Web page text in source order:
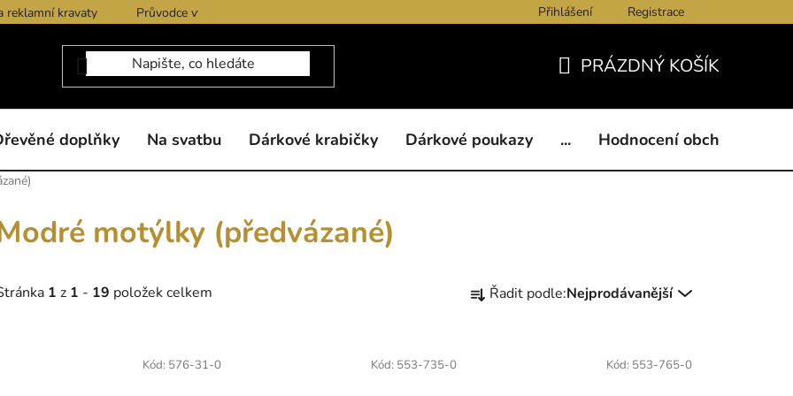
reklamní kravaty Průvodce výběrem produktů Kontakty Obchodní podmínky
Přihlášení Registrace
KOŠÍK
PRÁZDNÝ KOŠÍK
doplňky Na svatbu Dárkové krabičky Dárkové poukazy ... Hodnocení obchodu
motýlky (předvázané)
1 z 1 - 19 položek celkem
a Řadit podle:Nejprodávanější
Kód: 576-31-0 Kód: 553-735-0 Kód: 553-765-0